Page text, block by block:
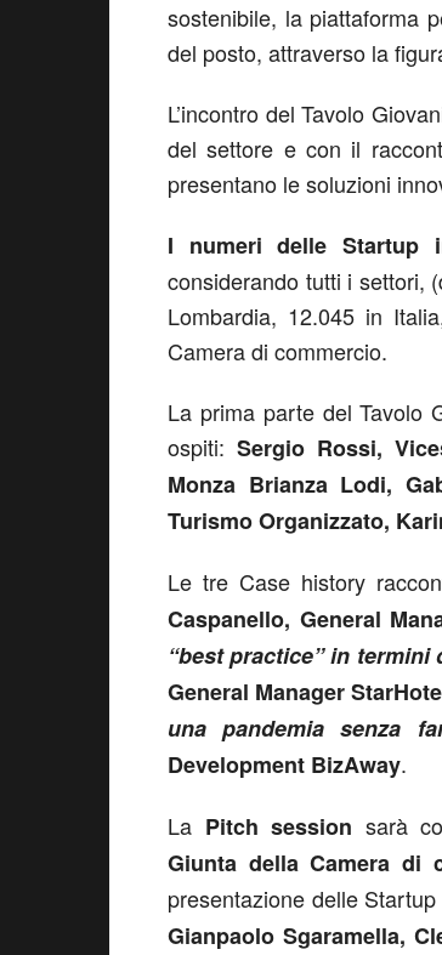
sostenibile, la piattaforma
del posto, attraverso la
L’incontro del Tavolo
del settore e con il
presentano le soluzioni
I numeri delle Startup
considerando tutti i settori,
Lombardia, 12.045 in
Camera di commercio.
La prima parte del Tavolo
ospiti: Sergio Rossi,
Monza Brianza Lodi,
Turismo Organizzato,
Le tre Case history
Caspanello, General
“best practice” in termini
General Manager
una pandemia senza
Development BizAway.
La Pitch session sarà
Giunta della Camera di
presentazione delle
Gianpaolo Sgaramella,